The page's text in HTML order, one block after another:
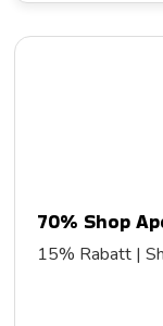
70% Shop
15% Rabatt |